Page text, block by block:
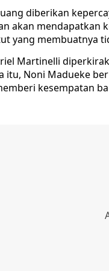
diberikan
akan mendapatkan
yang membuatnya
Martinelli
itu, Noni Madueke
kesempatan